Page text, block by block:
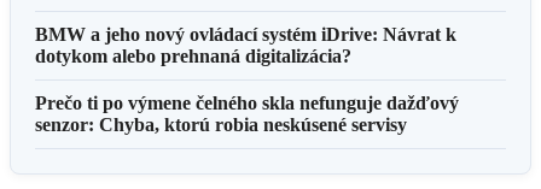
BMW a jeho nový ovládací systém iDrive: Návrat k
dotykom alebo prehnaná digitalizácia?
Prečo ti po výmene čelného skla nefunguje dažďový
senzor: Chyba, ktorú robia neskúsené servisy